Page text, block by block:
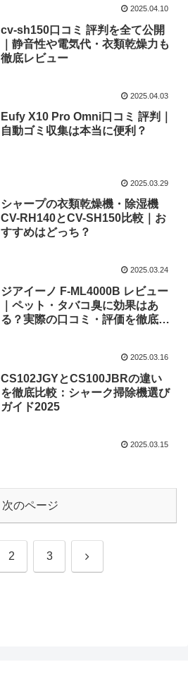
2025.04.10
cv-sh150口コミ 評判を全て公開
｜静音性や電気代・衣類乾燥力も
徹底レビュー
2025.04.03
Eufy X10 Pro Omni口コミ 評判｜
自動ゴミ収集は本当に便利？
2025.03.29
シャープの衣類乾燥機・除湿機
CV-RH140とCV-SH150比較｜お
すすめはどっち？
2025.03.24
ジアイーノ F-ML4000B レビュー
｜ペット・タバコ臭に効果はあ
る？実際の口コミ・評価を徹底検
2025.03.16
CS102JGYとCS100JBRの違い
を徹底比較：シャーク掃除機選び
ガイド2025
2025.03.15
次のページ
2 3 次